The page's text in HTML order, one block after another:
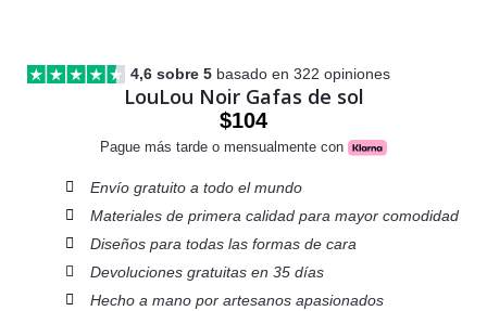
4,6 sobre 5 basado en 322 opiniones
LouLou Noir Gafas de sol
$104
Pague más tarde o mensualmente con
Envío gratuito a todo el mundo
Materiales de primera calidad para mayor comodidad
Diseños para todas las formas de cara
Devoluciones gratuitas en 35 días
Hecho a mano por artesanos apasionados